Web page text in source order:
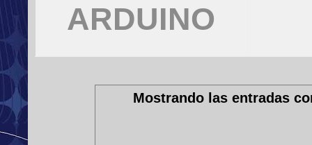
ARDUINO
Mostrando las entradas